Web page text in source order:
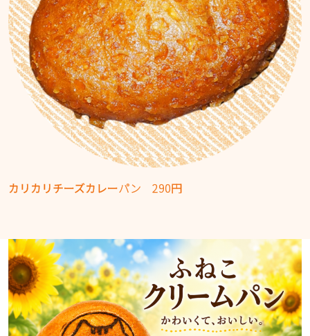
カリカリチーズカレーパン 290円